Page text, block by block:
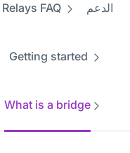
الدعم Relays FAQ
Getting started
What is a bridge